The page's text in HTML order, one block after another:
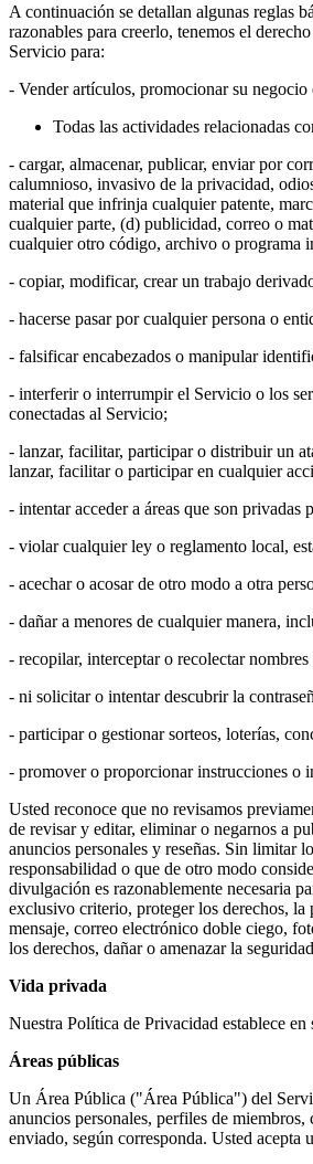
A continuación se detallan algunas reglas
razonables para creerlo, tenemos el
Servicio para:
- Vender artículos, promocionar su negocio
Todas las actividades relacionadas
- cargar, almacenar, publicar, enviar por
calumnioso, invasivo de la privacidad,
material que infrinja cualquier patente,
cualquier parte, (d) publicidad, correo o
cualquier otro código, archivo o programa
- copiar, modificar, crear un trabajo
- hacerse pasar por cualquier persona o
- falsificar encabezados o manipular
- interferir o interrumpir el Servicio o los
conectadas al Servicio;
- lanzar, facilitar, participar o distribuir un
lanzar, facilitar o participar en cualquier
- intentar acceder a áreas que son
- violar cualquier ley o reglamento local,
- acechar o acosar de otro modo a otra
- dañar a menores de cualquier manera,
- recopilar, interceptar o recolectar
- ni solicitar o intentar descubrir la
- participar o gestionar sorteos, loterías,
- promover o proporcionar instrucciones o
Usted reconoce que no revisamos
de revisar y editar, eliminar o negarnos a
anuncios personales y reseñas. Sin limitar
responsabilidad o que de otro modo
divulgación es razonablemente necesaria
exclusivo criterio, proteger los derechos,
mensaje, correo electrónico doble ciego,
los derechos, dañar o amenazar la
Vida privada
Nuestra Política de Privacidad establece
Áreas públicas
Un Área Pública ("Área Pública") del
anuncios personales, perfiles de
enviado, según corresponda. Usted